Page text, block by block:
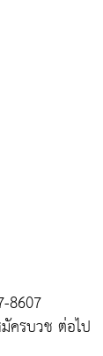
8607
ครบวช ต่อไป